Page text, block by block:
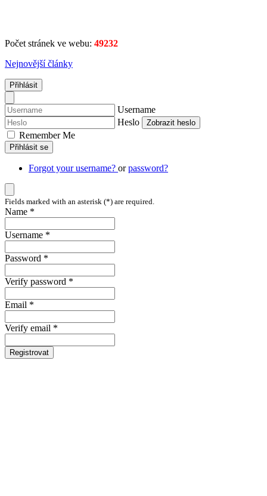
Počet stránek ve webu: 49232
Nejnovější články
Přihlásit
Username
Heslo
Zobrazit heslo
Remember Me
Přihlásit se
Forgot your username? orpassword?
Fields marked with an asterisk (*) are required.
Name *
Username *
Password *
Verify password *
Email *
Verify email *
Registrovat